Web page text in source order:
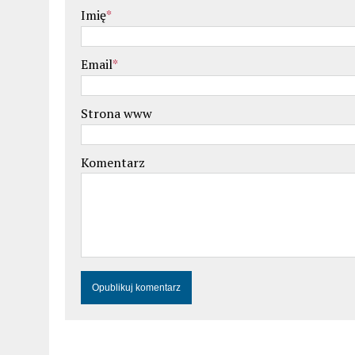
Imię*
Email*
Strona www
Komentarz